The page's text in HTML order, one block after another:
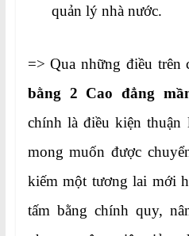
quản lý nhà nước.
=> Qua những điều trên
bằng 2 Cao đẳng
chính là điều kiện
mong muốn được
kiếm một tương lai mới
tấm bằng chính quy,